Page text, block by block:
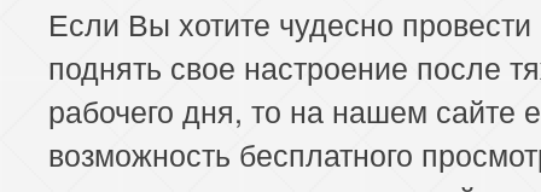
Если Вы хотите чудесно
поднять свое настроение после
рабочего дня, то на нашем сайте
возможность бесплатного